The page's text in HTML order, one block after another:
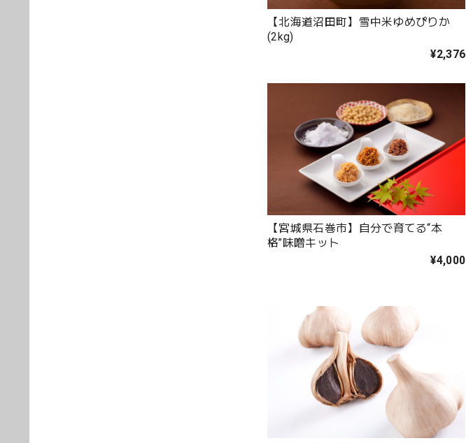
【北海道沼田町】雪中米ゆめぴりか
(2kg)
¥2,376
【宮城県石巻市】自分で育てる“本
格”味噌キット
¥4,000